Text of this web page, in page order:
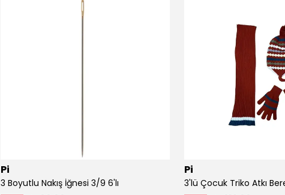
Pi
3 Boyutlu Nakış İğnesi 3/9 6'lı
Pi